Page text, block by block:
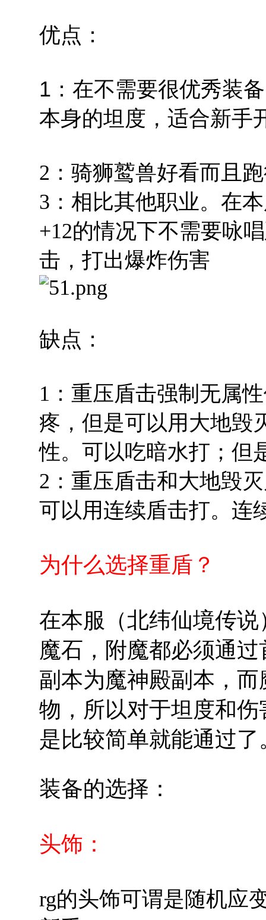
优点：
1：在不需要很优秀装
本身的坦度，适合新手
2：骑狮鹫兽好看而且
3：相比其他职业。在
+12的情况下不需要咏
击，打出爆炸伤害
缺点：
1：重压盾击强制无属
疼，但是可以用大地毁
性。可以吃暗水打；但
2：重压盾击和大地毁
可以用连续盾击打。连
为什么选择重盾？
在本服（北纬仙境传
魔石，附魔都必须通
副本为魔神殿副本，
物，所以对于坦度和
是比较简单就能通过了
装备的选择：
头饰：
rg的头饰可谓是随机应